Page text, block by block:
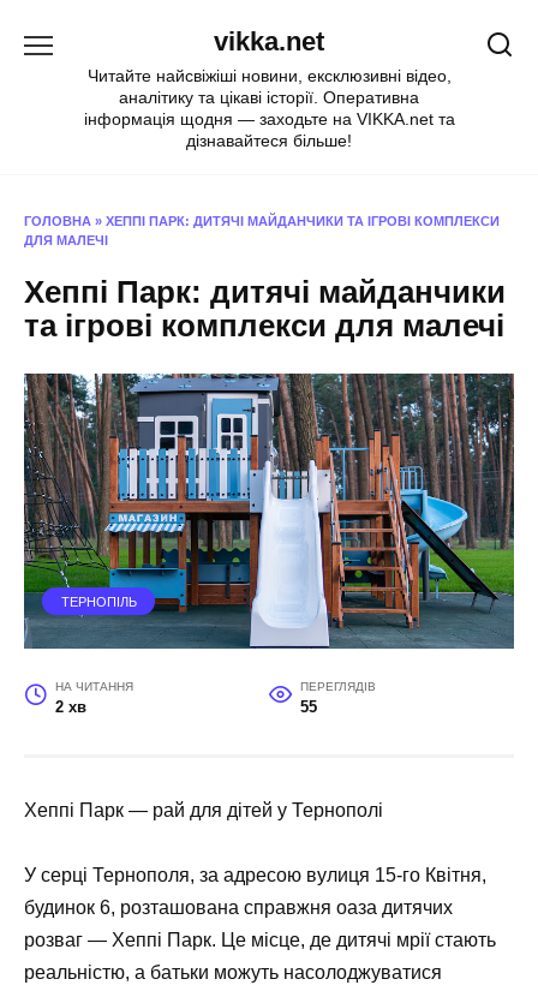
vikka.net
Читайте найсвіжіші новини, ексклюзивні відео,
аналітику та цікаві історії. Оперативна
інформація щодня — заходьте на VIKKA.net та
дізнавайтеся більше!
ГОЛОВНА » ХЕППІ ПАРК: ДИТЯЧІ МАЙДАНЧИКИ ТА ІГРОВІ КОМПЛЕКСИ
ДЛЯ МАЛЕЧІ
Хеппі Парк: дитячі майданчики
та ігрові комплекси для малечі
ТЕРНОПІЛЬ
НА ЧИТАННЯ
2 хв
ПЕРЕГЛЯДІВ
55
Хеппі Парк — рай для дітей у Тернополі
У серці Тернополя, за адресою вулиця 15-го Квітня,
будинок 6, розташована справжня оаза дитячих
розваг — Хеппі Парк. Це місце, де дитячі мрії стають
реальністю, а батьки можуть насолоджуватися